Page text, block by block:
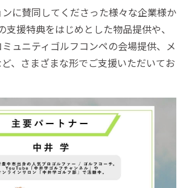
に賛同してくださった様々な企業様か
支援特典をはじめとした物品提供や、
ュニティゴルフコンペの会場提供、メ
、さまざまな形でご支援いただいてお